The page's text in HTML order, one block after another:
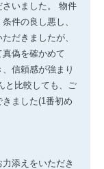
いました。 物件
件の良し悪し、
だきましたが、
偽を確かめて
信頼感が強まり
と比較しても、ご
ました(1番初め
添えをいただき